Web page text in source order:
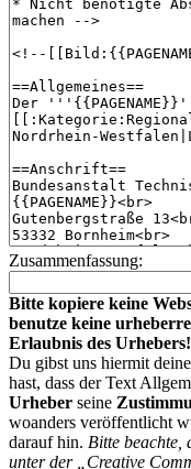
Zusammenfassung:
Bitte kopiere keine
benutze keine
Erlaubnis des Urhebers!
Du gibst uns hiermit
hast, dass der Text
Urheber seine
woanders veröffentlicht
darauf hin. Bitte beachte,
unter der „Creative